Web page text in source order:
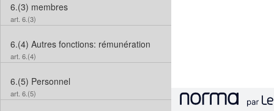
6.(3) membres
art. 6.(3)
6.(4) Autres fonctions: rémunération
art. 6.(4)
6.(5) Personnel
art. 6.(5)